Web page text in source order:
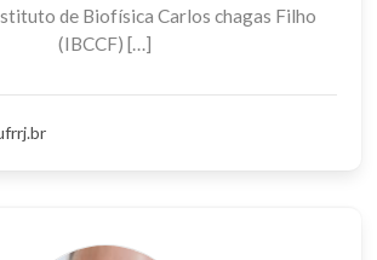
de Biofísica Carlos chagas Filho
(IBCCF) […]